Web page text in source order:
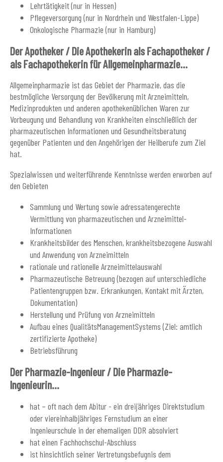
Lehrtätigkeit (nur in Hessen)
Pflegeversorgung (nur in Nordrhein und Westfalen-Lippe)
Onkologische Pharmazie (nur in Hamburg)
Der Apotheker / Die Apothekerin als Fachapotheker /
als Fachapothekerin für Allgemeinpharmazie...
Allgemeinpharmazie ist das Gebiet der Pharmazie, das die
bestmögliche Versorgung der Bevölkerung mit Arzneimitteln,
Medizinprodukten und anderen apothekenüblichen Waren zur
Vorbeugung und Behandlung von Krankheiten einschließlich der
pharmazeutischen Informationen und Gesundheitsberatung
gegenüber Patienten und den Angehörigen der Heilberufe zum Ziel
hat.
Spezialwissen und weiterführende Kenntnisse werden erworben auf
den Gebieten
Sammlung und Wertung sowie adressatengerechte
Vermittlung von pharmazeutischen und Arzneimittel-
Informationen
Krankheitsbilder des Menschen, krankheitsbezogene Auswahl
und Anwendung von Arzneimitteln
rationale und rationelle Arzneimittelauswahl
Pharmazeutische Betreuung (bezogen auf unterschiedliche
Patientengruppen bzw. Erkrankungen, Kontakt mit Ärzten,
Dokumentation)
Herstellung und Prüfung von Arzneimitteln
Aufbau eines QualitätsManagementSystems (Ziel: amtlich
zertifizierte Apotheke)
Betriebsführung
Der Pharmazie-Ingenieur / Die Pharmazie-
Ingenieurin...
hat – oft nach dem Abitur - ein dreijähriges Direktstudium
oder viereinhalbjähriges Fernstudium an einer
Ingenieurschule in der ehemaligen DDR absolviert
hat einen Fachhochschul-Abschluss
ist hinsichtlich seiner Vertretungsbefugnis dem